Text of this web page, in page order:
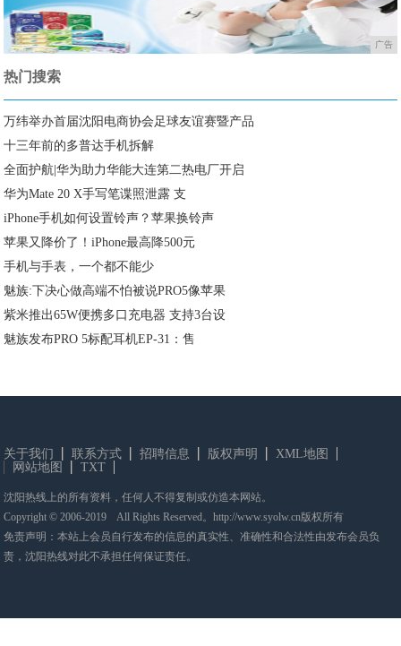
广告
热门搜索
万纬举办首届沈阳电商协会足球友谊赛暨产品
十三年前的多普达手机拆解
全面护航|华为助力华能大连第二热电厂开启
华为Mate 20 X手写笔谍照泄露 支
iPhone手机如何设置铃声？苹果换铃声
苹果又降价了！iPhone最高降500元
手机与手表，一个都不能少
魅族:下决心做高端不怕被说PRO5像苹果
紫米推出65W便携多口充电器 支持3台设
魅族发布PRO 5标配耳机EP-31：售
关于我们 联系方式 招聘信息 版权声明
XML地图
网站地图
TXT
沈阳热线上的所有资料，任何人不得复制或仿造本网站。
Copyright © 2006-2019 All Rights Reserved。http://www.syolw.cn版权所有
免责声明：本站上会员自行发布的信息的真实性、准确性和合法性由发布会员负
责，沈阳热线对此不承担任何保证责任。